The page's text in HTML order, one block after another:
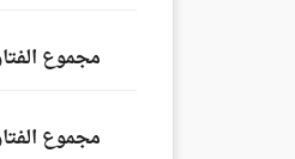
مجموع
مجموع